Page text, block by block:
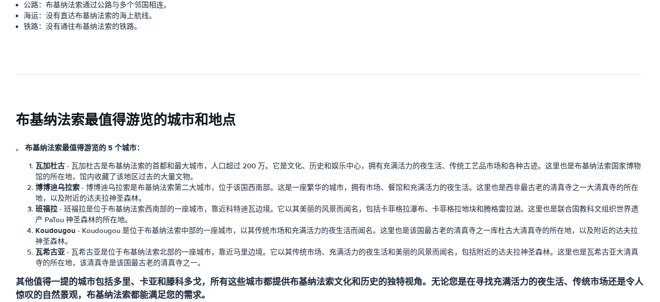
公路：布基纳法索通过公路与多个邻国相连。
海运：没有直达布基纳法索的海上航线。
铁路：没有通往布基纳法索的铁路。
布基纳法索最值得游览的城市和地点
。 布基纳法索最值得游览的 5 个城市：
瓦加杜古 - 瓦加杜古是布基纳法索的首都和最大城市，人口超过 200 万。它是文化、历史和娱乐中心，拥有充满活力的夜生活、传统工艺品市场和各种古迹。这里也是布基纳法索国家博物
馆的所在地，馆内收藏了该地区过去的大量文物。
博博迪乌拉索 - 博博迪乌拉索是布基纳法索第二大城市，位于该国西南部。这是一座繁华的城市，拥有市场、餐馆和充满活力的夜生活。这里也是西非最古老的清真寺之一大清真寺的所在
地，以及附近的达夫拉神圣森林。
班福拉 - 班福拉是位于布基纳法索西南部的一座城市，靠近科特迪瓦边境。它以其美丽的风景而闻名，包括卡菲格拉瀑布、卡菲格拉地块和腾格雷拉湖。这里也是联合国教科文组织世界遗
产 PaTou 神圣森林的所在地。
Koudougou - Koudougou 是位于布基纳法索中部的一座城市，以其传统市场和充满活力的夜生活而闻名。这里也是该国最古老的清真寺之一库杜古大清真寺的所在地，以及附近的达夫拉
神圣森林。
瓦希古亚 - 瓦希古亚是位于布基纳法索北部的一座城市，靠近马里边境。它以其传统市场、充满活力的夜生活和美丽的风景而闻名，包括附近的达夫拉神圣森林。这里也是瓦希古亚大清真
寺的所在地，该清真寺是该国最古老的清真寺之一。
其他值得一提的城市包括多里、卡亚和滕科多戈，所有这些城市都提供布基纳法索文化和历史的独特视角。无论您是在寻找充满活力的夜生活、传统市场还是令人
惊叹的自然景观，布基纳法索都能满足您的需求。